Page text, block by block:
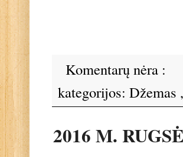
Komentarų nėra :
kategorijos: Džemas ,
2016 M.